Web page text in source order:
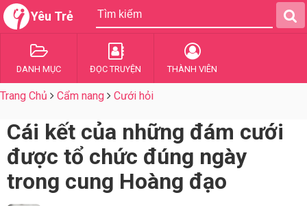
Yêu Trẻ
DANH MỤC ĐỌC TRUYỆN THÀNH VIÊN
Trang Chủ Cẩm nang Cưới hỏi
Cái kết của những đám cưới
được tổ chức đúng ngày
trong cung Hoàng đạo